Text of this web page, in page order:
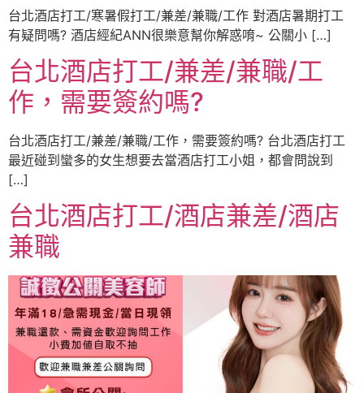
台北酒店打工/寒暑假打工/兼差/兼職/工作 對酒店暑期打工
有疑問嗎? 酒店經紀ANN很樂意幫你解惑唷~ 公關小 […]
台北酒店打工/兼差/兼職/工
作，需要簽約嗎?
台北酒店打工/兼差/兼職/工作，需要簽約嗎? 台北酒店打工
最近碰到蠻多的女生想要去當酒店打工小姐，都會問說到
[…]
台北酒店打工/酒店兼差/酒店
兼職